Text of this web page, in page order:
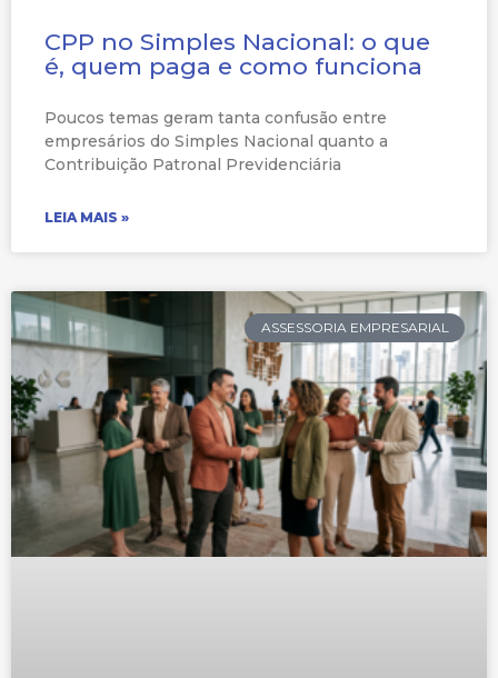
CPP no Simples Nacional: o que
é, quem paga e como funciona
Poucos temas geram tanta confusão entre
empresários do Simples Nacional quanto a
Contribuição Patronal Previdenciária
LEIA MAIS »
ASSESSORIA EMPRESARIAL